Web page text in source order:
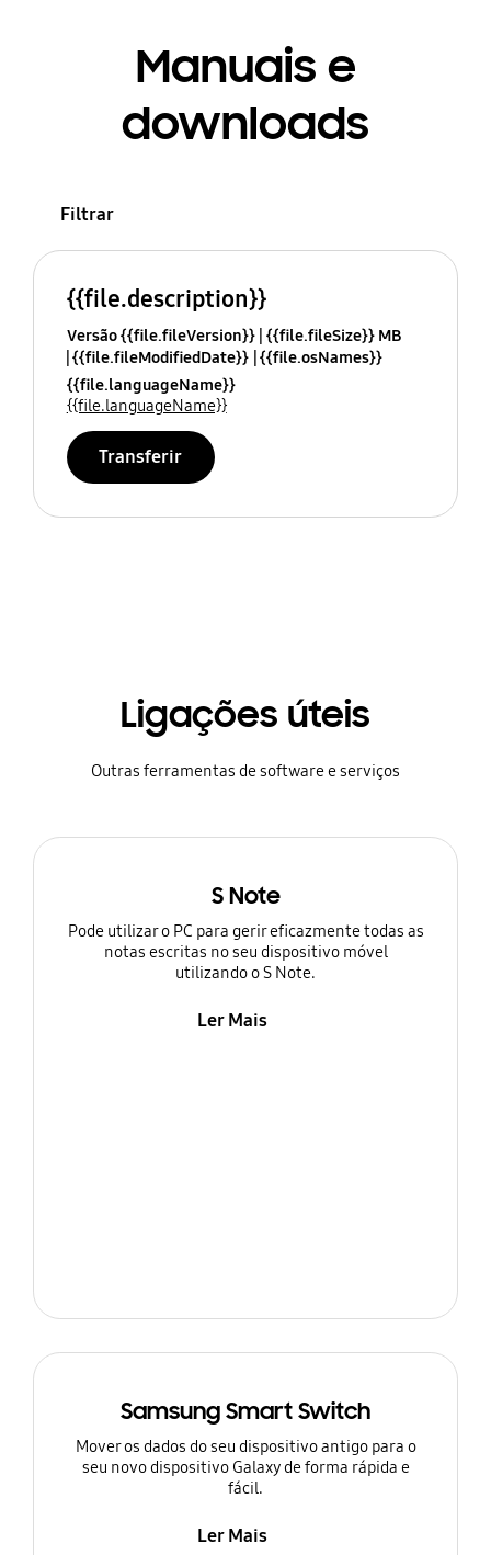
Manuais e
downloads
Filtrar
{{file.description}}
Versão {{file.fileVersion}} {{file.fileSize}} MB
{{file.fileModifiedDate}} {{file.osNames}}
{{file.languageName}}
{{file.languageName}}
Transferir
Ligações úteis
Outras ferramentas de software e serviços
S Note
Pode utilizar o PC para gerir eficazmente todas as
notas escritas no seu dispositivo móvel
utilizando o S Note.
Ler Mais
Samsung Smart Switch
Mover os dados do seu dispositivo antigo para o
seu novo dispositivo Galaxy de forma rápida e
fácil.
Ler Mais